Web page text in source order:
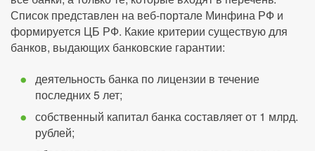
Список представлен на веб-портале Минфина РФ и
формируется ЦБ РФ. Какие критерии существую для
банков, выдающих банковские гарантии:
деятельность банка по лицензии в течение
последних 5 лет;
собственный капитал банка составляет от 1 млрд.
рублей;